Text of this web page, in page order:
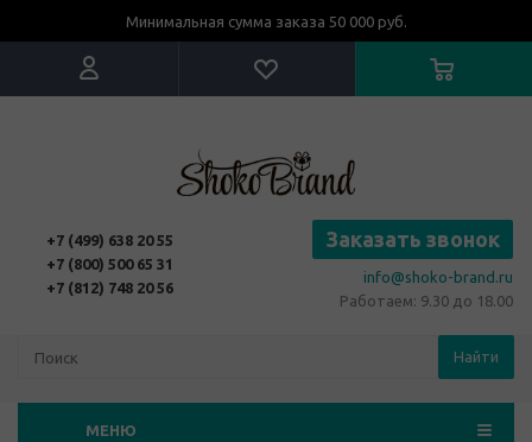
Минимальная сумма заказа 50 000 руб.
+7 (499) 638 20 55
+7 (800) 500 65 31
+7 (812) 748 20 56
Заказать звонок
info@shoko-brand.ru
Работаем: 9.30 до 18.00
Найти
МЕНЮ